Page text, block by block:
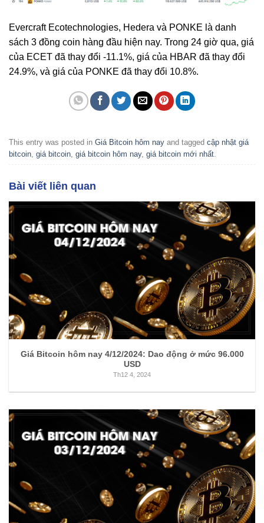
Evercraft Ecotechnologies, Hedera và PONKE là danh
sách 3 đồng coin hàng đầu hiện nay. Trong 24 giờ qua, giá
của ECET đã thay đổi -11.1%, giá của HBAR đã thay đổi
24.9%, và giá của PONKE đã thay đổi 10.8%.
This entry was posted in Giá Bitcoin hôm nay and tagged cập nhật giá
bitcoin giá bitcoin giá bitcoin hôm nay, giá bitcoin mới nhất
Bài viết liên quan
Giá Bitcoin hôm nay 4/12/2024: Dao động ở mức 96.000
USD
Th12 4, 2024